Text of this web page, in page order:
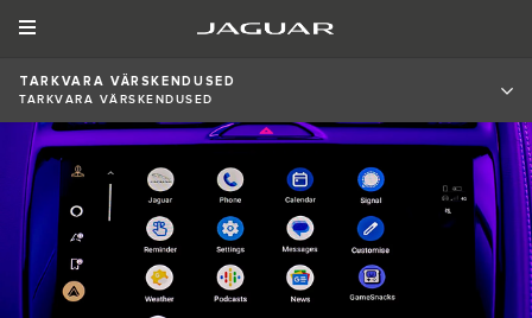
TARKVARA VÄRSKENDUSED
TARKVARA VÄRSKENDUSED